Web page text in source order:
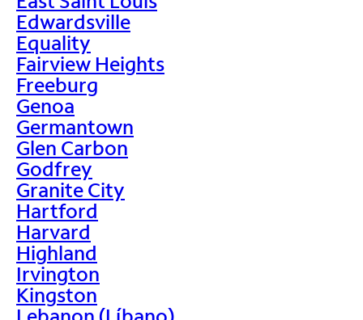
Edwardsville
Equality
Fairview Heights
Freeburg
Genoa
Germantown
Glen Carbon
Godfrey
Granite City
Hartford
Harvard
Highland
Irvington
Kingston